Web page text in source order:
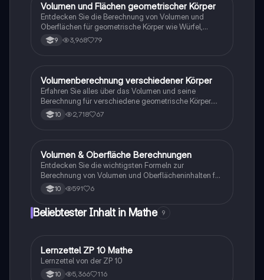
Mathe
Volumen und Flächen geometrischer Körper
Entdecken Sie die Berechnung von Volumen und
Oberflächen für geometrische Körper wie Würfel,
Quader, Pyramiden, Zylinder, Kegel und Kugeln. Diese
Zusammenfassung behandelt wichtige Formeln und
Mathematikprüfungen vorbereiten.
9 3,968 79
Mathe
Volumenberechnung verschiedener Körper
Erfahren Sie alles über das Volumen und seine
Berechnung für verschiedene geometrische Körper.
Diese Zusammenfassung enthält Definitionen,
Formeln und anschauliche Beispiele für Quader,
Verständnis der Geometrie vertiefen möchten.
10 2,718 67
Mathe
Volumen & Oberfläche Berechnungen
Entdecken Sie die wichtigsten Formeln zur
Berechnung von Volumen und Oberflächeninhalten für
verschiedene geometrische Körper wie Zylinder,
Kegel, Pyramiden und Kugeln. Diese Sammlung bietet
Studiums in der Geometrie.
10 591 6
Beliebtester Inhalt in Mathe 9
Mathe
Lernzettel ZP 10 Mathe
Lernzettel von der ZP 10
10 5,366 116